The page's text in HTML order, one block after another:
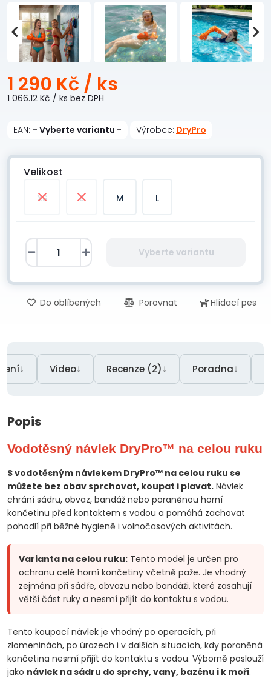
1 290 Kč / ks
1 066.12 Kč / ks bez DPH
EAN: - Vyberte variantu - Výrobce: DryPro
Velikost
XS S M L
Vyberte variantu
Do oblíbených Porovnat Hlídací pes
↓ Video↓ Recenze (2)↓ Poradna↓
Popis
Vodotěsný návlek DryPro™ na celou ruku
S vodotěsným návlekem DryPro™ na celou ruku se
můžete bez obav sprchovat, koupat i plavat. Návlek
chrání sádru, obvaz, bandáž nebo poraněnou horní
končetinu před kontaktem s vodou a pomáhá zachovat
pohodlí při běžné hygieně i volnočasových aktivitách.
Varianta na celou ruku: Tento model je určen pro
ochranu celé horní končetiny včetně paže. Je vhodný
zejména při sádře, obvazu nebo bandáži, které zasahují
větší část ruky a nesmí přijít do kontaktu s vodou.
Tento koupací návlek je vhodný po operacích, při
zlomeninách, po úrazech i v dalších situacích, kdy poraněná
končetina nesmí přijít do kontaktu s vodou. Výborně poslouží
jako návlek na sádru do sprchy, vany, bazénu i k moři.